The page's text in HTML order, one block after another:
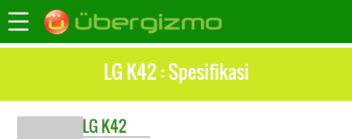
LG K42 : Spesifikasi
LG K42